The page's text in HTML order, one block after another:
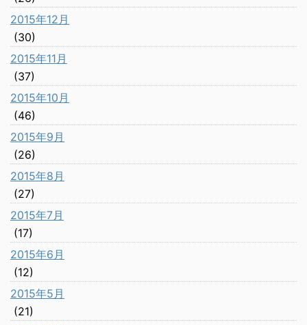
2015年12月
(30)
2015年11月
(37)
2015年10月
(46)
2015年9月
(26)
2015年8月
(27)
2015年7月
(17)
2015年6月
(12)
2015年5月
(21)